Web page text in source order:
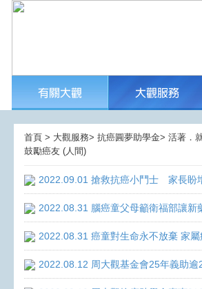
首頁 > 大觀服務> 抗癌圓夢助學金> 活著．
鼓勵癌友 (人間)
2022.09.01 搶救抗癌小鬥士 家長盼
2022.08.31 腦癌童父母籲衛福部讓
2022.08.31 癌童對生命永不放棄 家
2022.08.12 周大觀基金會25年義助